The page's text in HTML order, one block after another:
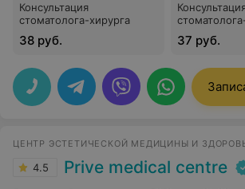
Консультация
стоматолога-хирурга
38 руб. 37 руб.
ЦЕНТР ЭСТЕТИЧЕСКОЙ МЕДИЦИНЫ И
4.5 Prive medical centre